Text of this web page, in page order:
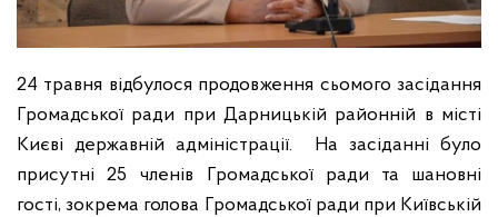
24 травня відбулося продовження сьомого засідання
Громадської ради при Дарницькій районній в місті
Києві державній адміністрації.
На засіданні було
присутні 25 членів Громадської ради та шановні
гості, зокрема голова Громадської ради при Київській